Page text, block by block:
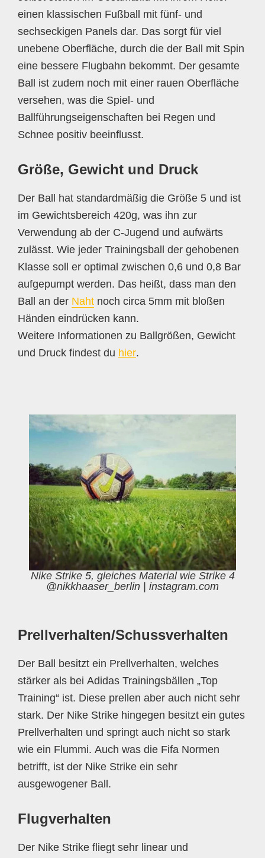
einen klassischen Fußball mit fünf- und
sechseckigen Panels dar. Das sorgt für viel
unebene Oberfläche, durch die der Ball mit Spin
eine bessere Flugbahn bekommt. Der gesamte
Ball ist zudem noch mit einer rauen Oberfläche
versehen, was die Spiel- und
Ballführungseigenschaften bei Regen und
Schnee positiv beeinflusst.
Größe, Gewicht und Druck
Der Ball hat standardmäßig die Größe 5 und ist
im Gewichtsbereich 420g, was ihn zur
Verwendung ab der C-Jugend und aufwärts
zulässt. Wie jeder Trainingsball der gehobenen
Klasse soll er optimal zwischen 0,6 und 0,8 Bar
aufgepumpt werden. Das heißt, dass man den
Ball an der Naht noch circa 5mm mit bloßen
Händen eindrücken kann.
Weitere Informationen zu Ballgrößen, Gewicht
und Druck findest du hier.
Nike Strike 5, gleiches Material wie Strike 4
@nikkhaaser_berlin | instagram.com
Prellverhalten/Schussverhalten
Der Ball besitzt ein Prellverhalten, welches
stärker als bei Adidas Trainingsbällen „Top
Training“ ist. Diese prellen aber auch nicht sehr
stark. Der Nike Strike hingegen besitzt ein gutes
Prellverhalten und springt auch nicht so stark
wie ein Flummi. Auch was die Fifa Normen
betrifft, ist der Nike Strike ein sehr
ausgewogener Ball.
Flugverhalten
Der Nike Strike fliegt sehr linear und